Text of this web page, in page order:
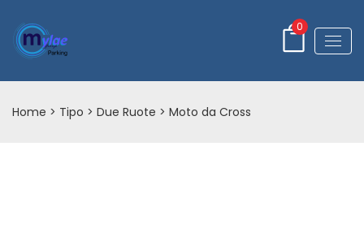
0
Home > Tipo > Due Ruote > Moto da Cross